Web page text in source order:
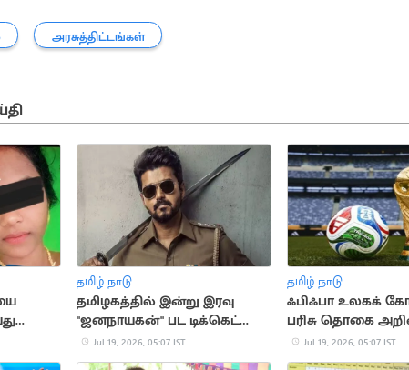
அரசுத்திட்டங்கள்
தமிழ் நாடு
தமிழகத்தில் இன்று இரவு
"ஜனநாயகன்" பட டிக்கெட்
முன்பதிவு தொடக்கம்
Jul 19, 2026, 05:07 IST
தமிழ் நாடு
ஃபிஃபா உலகக்
பரிசு தொகை
Jul 19, 2026, 05:07 IST